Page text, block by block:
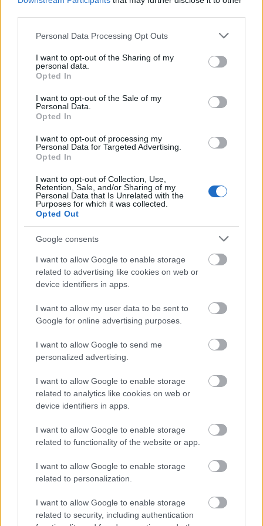
Please note that this website/app uses one or more Google
not limited to your visit or usage behaviour. You may click to
grant or deny consent to Google and its third-party tags to
use your data for below specified purposes in below Google
consent section.
Personal Data Processing Opt Outs
I want to opt-out of the Sharing of my
personal data.
Opted In
I want to opt-out of the Sale of my
Personal Data.
Opted In
I want to opt-out of processing my
Personal Data for Targeted Advertising.
Opted In
I want to opt-out of Collection, Use,
Retention, Sale, and/or Sharing of my
Personal Data that Is Unrelated with the
Purposes for which it was collected.
Opted Out
Google consents
I want to allow Google to enable storage
related to advertising like cookies on web or
device identifiers in apps.
I want to allow my user data to be sent to
Google for online advertising purposes.
I want to allow Google to send me
personalized advertising.
I want to allow Google to enable storage
related to analytics like cookies on web or
device identifiers in apps.
I want to allow Google to enable storage
related to functionality of the website or app.
I want to allow Google to enable storage
related to personalization.
I want to allow Google to enable storage
related to security, including authentication
δική του άποψη. Και η άποψή του είχε να κάνει με
καθόλου καλά. Τι έκανε λοιπόν; Θέλησε να δώσει
αθλητικότητα και επέλεξε δύο πραγματικά «πιτ
μπουλ» στην άμυνα όπως είναι οι
και
Μουστάφα Φαλ.Και το έκανε με συνοπτικές
διαδικασίες. Κοινώς τι κάνει ο Ζοτς; Κάνει τα
αυτονόητα.
@Photo credits:
Διάβασε όλα τα
επικαιρότητας. Μάθε για όλους τουςlive αγώνες σήμερα
και δες τιςαθλητικές μεταδόσειςτης ημέρας και της
εβδομάδας μέσα από το υπερπλήρες Πρόγραμμα TV του
Gazzetta. Ακολούθησέ μας και στο
Google News.
ΔΙΑΒΑΣΕ ΑΚΟΜΗ:
Φενέρμπαχτσε: Αντέγραψε τον ποδοσφαιρικό
Παναθηναϊκό με Spiderman και Λιβάι Γκαρσία!
EuroLeague: Θυμήθηκε το buzzer-beater του Χέιζ-
Ντέιβις μέσα στη Βαλένθια